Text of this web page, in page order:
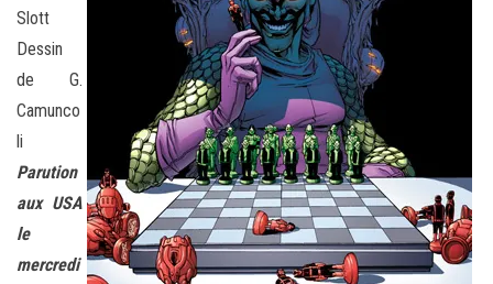
Slott
Dessin
de G.
Camunco
li
Parution
aux USA
le
mercredi